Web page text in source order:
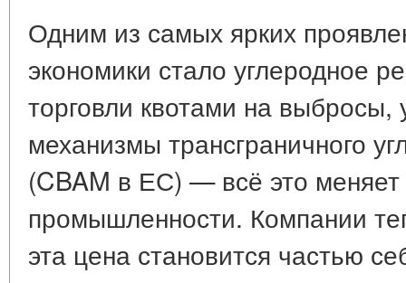
Одним из самых ярких
экономики стало углеродное
торговли квотами на выбросы,
механизмы трансграничного
(CBAM в ЕС) — всё это
промышленности. Компании
эта цена становится частью